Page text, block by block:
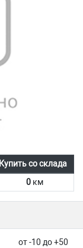
Купить со склада
0 км
от -10 до +50